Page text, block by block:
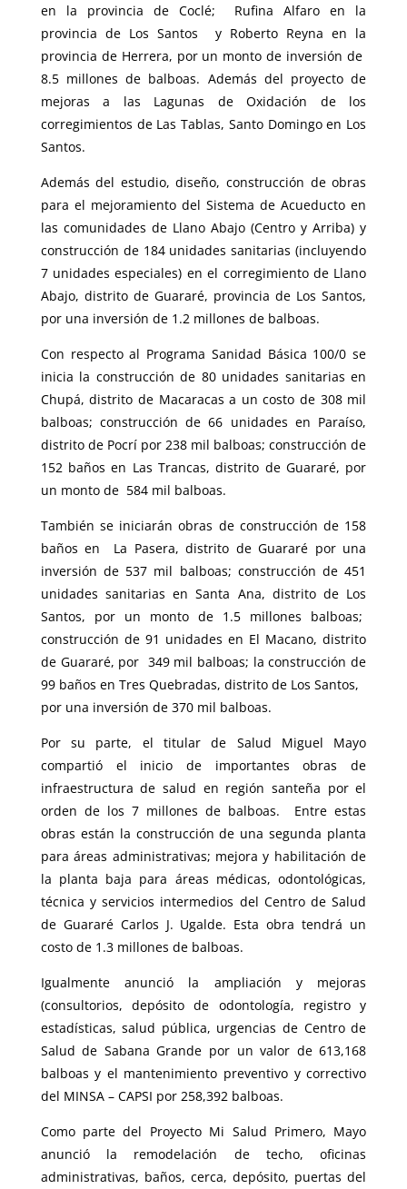
en la provincia de Coclé; Rufina Alfaro en la
provincia de Los Santos y Roberto Reyna en la
provincia de Herrera, por un monto de inversión de
8.5 millones de balboas. Además del proyecto de
mejoras a las Lagunas de Oxidación de los
corregimientos de Las Tablas, Santo Domingo en Los
Santos.
Además del estudio, diseño, construcción de obras
para el mejoramiento del Sistema de Acueducto en
las comunidades de Llano Abajo (Centro y Arriba) y
construcción de 184 unidades sanitarias (incluyendo
7 unidades especiales) en el corregimiento de Llano
Abajo, distrito de Guararé, provincia de Los Santos,
por una inversión de 1.2 millones de balboas.
Con respecto al Programa Sanidad Básica 100/0 se
inicia la construcción de 80 unidades sanitarias en
Chupá, distrito de Macaracas a un costo de 308 mil
balboas; construcción de 66 unidades en Paraíso,
distrito de Pocrí por 238 mil balboas; construcción de
152 baños en Las Trancas, distrito de Guararé, por
un monto de 584 mil balboas.
También se iniciarán obras de construcción de 158
baños en La Pasera, distrito de Guararé por una
inversión de 537 mil balboas; construcción de 451
unidades sanitarias en Santa Ana, distrito de Los
Santos, por un monto de 1.5 millones balboas;
construcción de 91 unidades en El Macano, distrito
de Guararé, por 349 mil balboas; la construcción de
99 baños en Tres Quebradas, distrito de Los Santos,
por una inversión de 370 mil balboas.
Por su parte, el titular de Salud Miguel Mayo
compartió el inicio de importantes obras de
infraestructura de salud en región santeña por el
orden de los 7 millones de balboas. Entre estas
obras están la construcción de una segunda planta
para áreas administrativas; mejora y habilitación de
la planta baja para áreas médicas, odontológicas,
técnica y servicios intermedios del Centro de Salud
de Guararé Carlos J. Ugalde. Esta obra tendrá un
costo de 1.3 millones de balboas.
Igualmente anunció la ampliación y mejoras
(consultorios, depósito de odontología, registro y
estadísticas, salud pública, urgencias de Centro de
Salud de Sabana Grande por un valor de 613,168
balboas y el mantenimiento preventivo y correctivo
del MINSA – CAPSI por 258,392 balboas.
Como parte del Proyecto Mi Salud Primero, Mayo
anunció la remodelación de techo, oficinas
administrativas, baños, cerca, depósito, puertas del